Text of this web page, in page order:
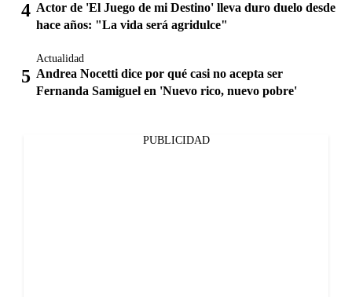
Actor de 'El Juego de mi Destino' lleva duro duelo desde
hace años: "La vida será agridulce"
Actualidad
Andrea Nocetti dice por qué casi no acepta ser
Fernanda Samiguel en 'Nuevo rico, nuevo pobre'
PUBLICIDAD